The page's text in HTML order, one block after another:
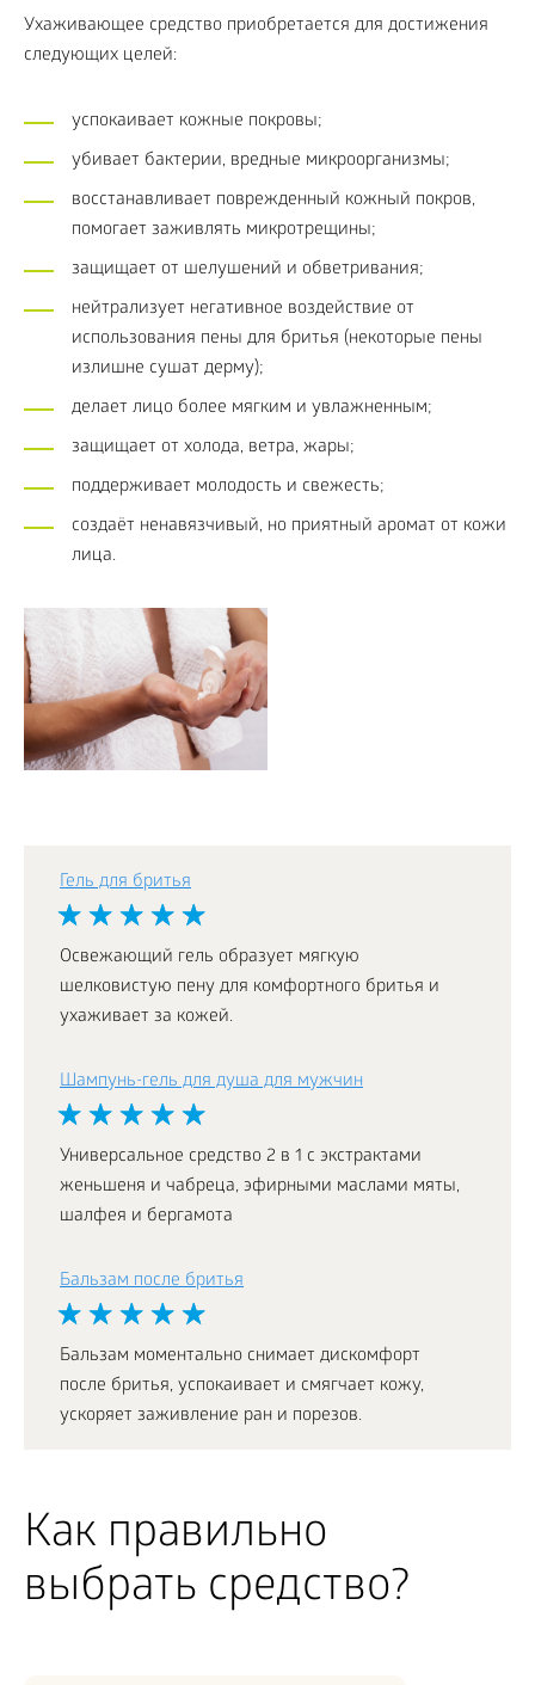
Ухаживающее средство приобретается для достижения
следующих целей:
успокаивает кожные покровы;
убивает бактерии, вредные микроорганизмы;
восстанавливает поврежденный кожный покров,
помогает заживлять микротрещины;
защищает от шелушений и обветривания;
нейтрализует негативное воздействие от
использования пены для бритья (некоторые пены
излишне сушат дерму);
делает лицо более мягким и увлажненным;
защищает от холода, ветра, жары;
поддерживает молодость и свежесть;
создаёт ненавязчивый, но приятный аромат от кожи
лица.
Гель для бритья
Освежающий гель образует мягкую
шелковистую пену для комфортного бритья и
ухаживает за кожей.
Шампунь-гель для душа для мужчин
Универсальное средство 2 в 1 с экстрактами
женьшеня и чабреца, эфирными маслами мяты,
шалфея и бергамота
Бальзам после бритья
Бальзам моментально снимает дискомфорт
после бритья, успокаивает и смягчает кожу,
ускоряет заживление ран и порезов.
Как правильно
выбрать средство?